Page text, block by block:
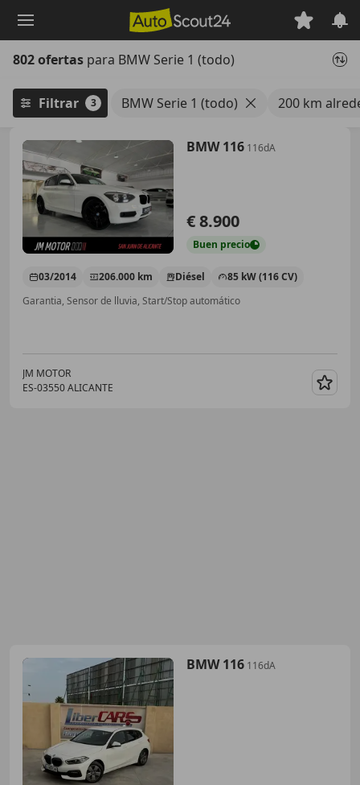
principal
802 ofertas para BMW Serie 1 (todo)
Filtrar 3 BMW Serie 1 (todo) 200 km
BMW 116 116dA
€ 8.900
Buen precio
03/2014 206.000 km Diésel
85 kW (116 CV)
Garantia, Sensor de lluvia, Start/Stop automático
JM MOTOR
ES-03550 ALICANTE
BMW 116 116dA